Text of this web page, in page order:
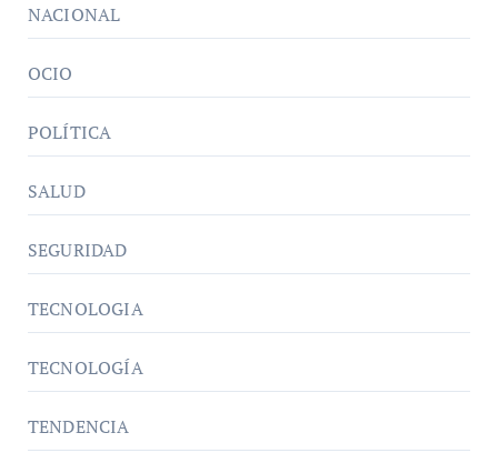
NACIONAL
OCIO
POLÍTICA
SALUD
SEGURIDAD
TECNOLOGIA
TECNOLOGÍA
TENDENCIA